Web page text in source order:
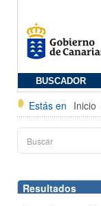
BUSCADOR
Estás en Inicio
Resultados